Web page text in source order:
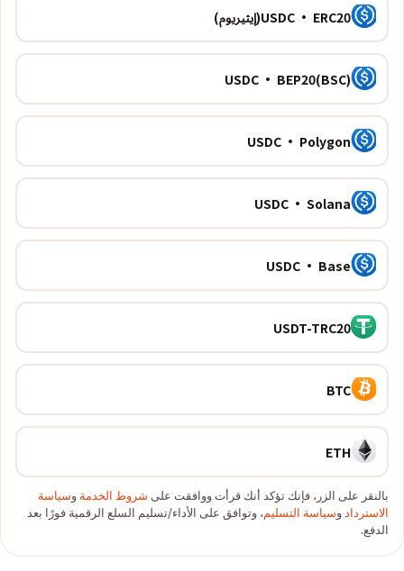
USDC · ERC20(إيثيريوم)
USDC · BEP20(BSC)
USDC · Polygon
USDC · Solana
USDC · Base
USDT-TRC20
BTC
ETH
بالنقر على الزر، فإنك تؤكد أنك قرأت ووافقت على شروط الخدمة وسياسة
الاستردادوسياسة التسليم، وتوافق على الأداء/تسليم السلع الرقمية فورًا بعد
الدفع.